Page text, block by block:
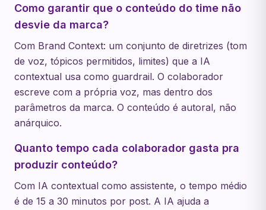
Como garantir que o conteúdo do time não
desvie da marca?
Com Brand Context: um conjunto de diretrizes (tom
de voz, tópicos permitidos, limites) que a IA
contextual usa como guardrail. O colaborador
escreve com a própria voz, mas dentro dos
parâmetros da marca. O conteúdo é autoral, não
anárquico.
Quanto tempo cada colaborador gasta pra
produzir conteúdo?
Com IA contextual como assistente, o tempo médio
é de 15 a 30 minutos por post. A IA ajuda a